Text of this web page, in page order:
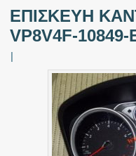
ΕΠΙΣΚΕΥΗ
VP8V4F-10849-
|